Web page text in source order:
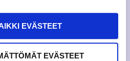
EVÄSTEET
EVÄSTEET